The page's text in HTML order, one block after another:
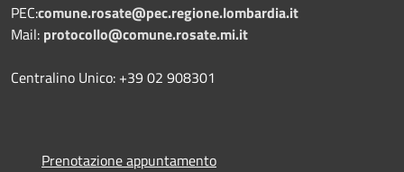
PEC:comune.rosate@pec.regione.lombardia.it
Mail: protocollo@comune.rosate.mi.it
Centralino Unico: +39 02 908301
Prenotazione appuntamento